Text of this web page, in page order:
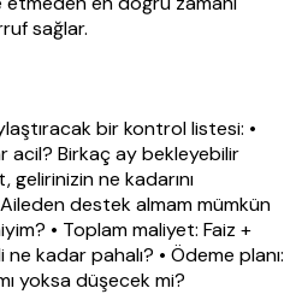
sağlar.
bir kontrol listesi: •
acil? Birkaç ay bekleyebilir
gelirinizin ne kadarını
destek almam mümkün
• Toplam maliyet: Faiz +
kadar pahalı? • Ödeme planı:
yoksa düşecek mi?